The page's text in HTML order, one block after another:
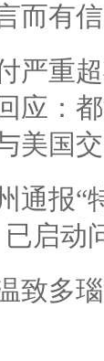
而有
严重
应：
美国
通报“
已启动
致多